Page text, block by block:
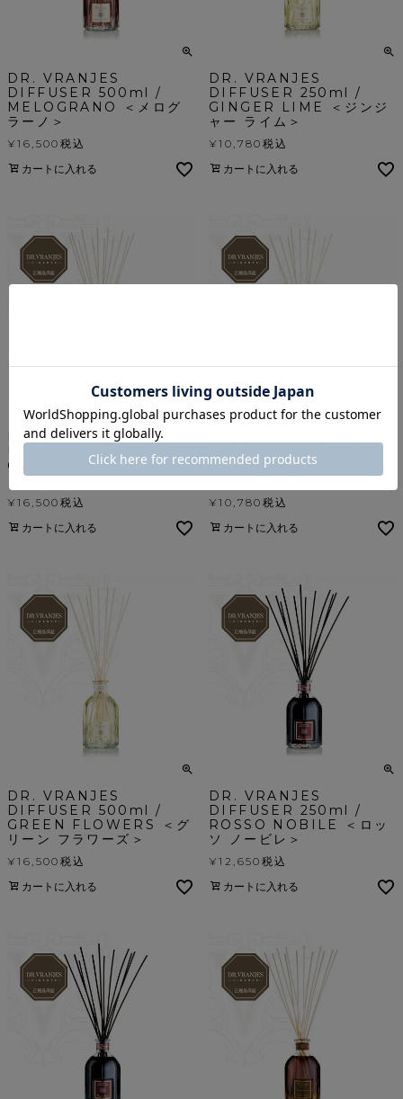
DR. VRANJES
DIFFUSER 500ml /
MELOGRANO ＜メログ
ラーノ＞
¥16,500 税込
カートに入れる
DR. VRANJES
DIFFUSER 250ml /
GINGER LIME ＜ジンジ
ャー ライム＞
¥10,780 税込
カートに入れる
DR. VRANJES
DIFFUSER 500ml /
GINGER LIME ＜ジンジ
ャー ライム＞
¥16,500 税込
カートに入れる
DIFFUSER 250ml /
GREEN FLOWERS ＜グ
リーン フラワーズ＞
¥10,780 税込
カートに入れる
DR. VRANJES
DIFFUSER 500ml /
GREEN FLOWERS ＜グ
リーン フラワーズ＞
¥16,500 税込
カートに入れる
DR. VRANJES
DIFFUSER 250ml /
ROSSO NOBILE ＜ロッ
ソ ノービレ＞
¥12,650 税込
カートに入れる